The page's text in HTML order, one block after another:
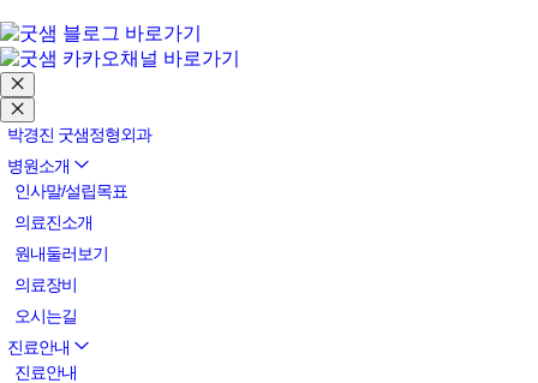
박경진 굿샘정형외과
병원소개
인사말/설립목표
의료진소개
원내둘러보기
의료장비
오시는길
진료안내
진료안내